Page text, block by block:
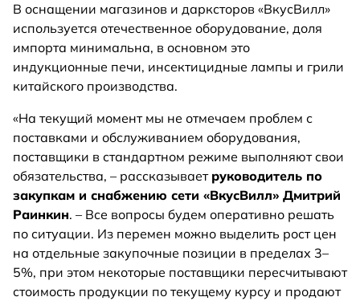
В оснащении магазинов и дарксторов «ВкусВилл»
используется отечественное оборудование, доля
импорта минимальна, в основном это
индукционные печи, инсектицидные лампы и грили
китайского производства.
«На текущий момент мы не отмечаем проблем с
поставками и обслуживанием оборудования,
поставщики в стандартном режиме выполняют свои
обязательства, – рассказывает руководитель по
закупкам и снабжению сети «ВкусВилл» Дмитрий
Раинкин. – Все вопросы будем оперативно решать
по ситуации. Из перемен можно выделить рост цен
на отдельные закупочные позиции в пределах 3–
5%, при этом некоторые поставщики пересчитывают
стоимость продукции по текущему курсу и продают